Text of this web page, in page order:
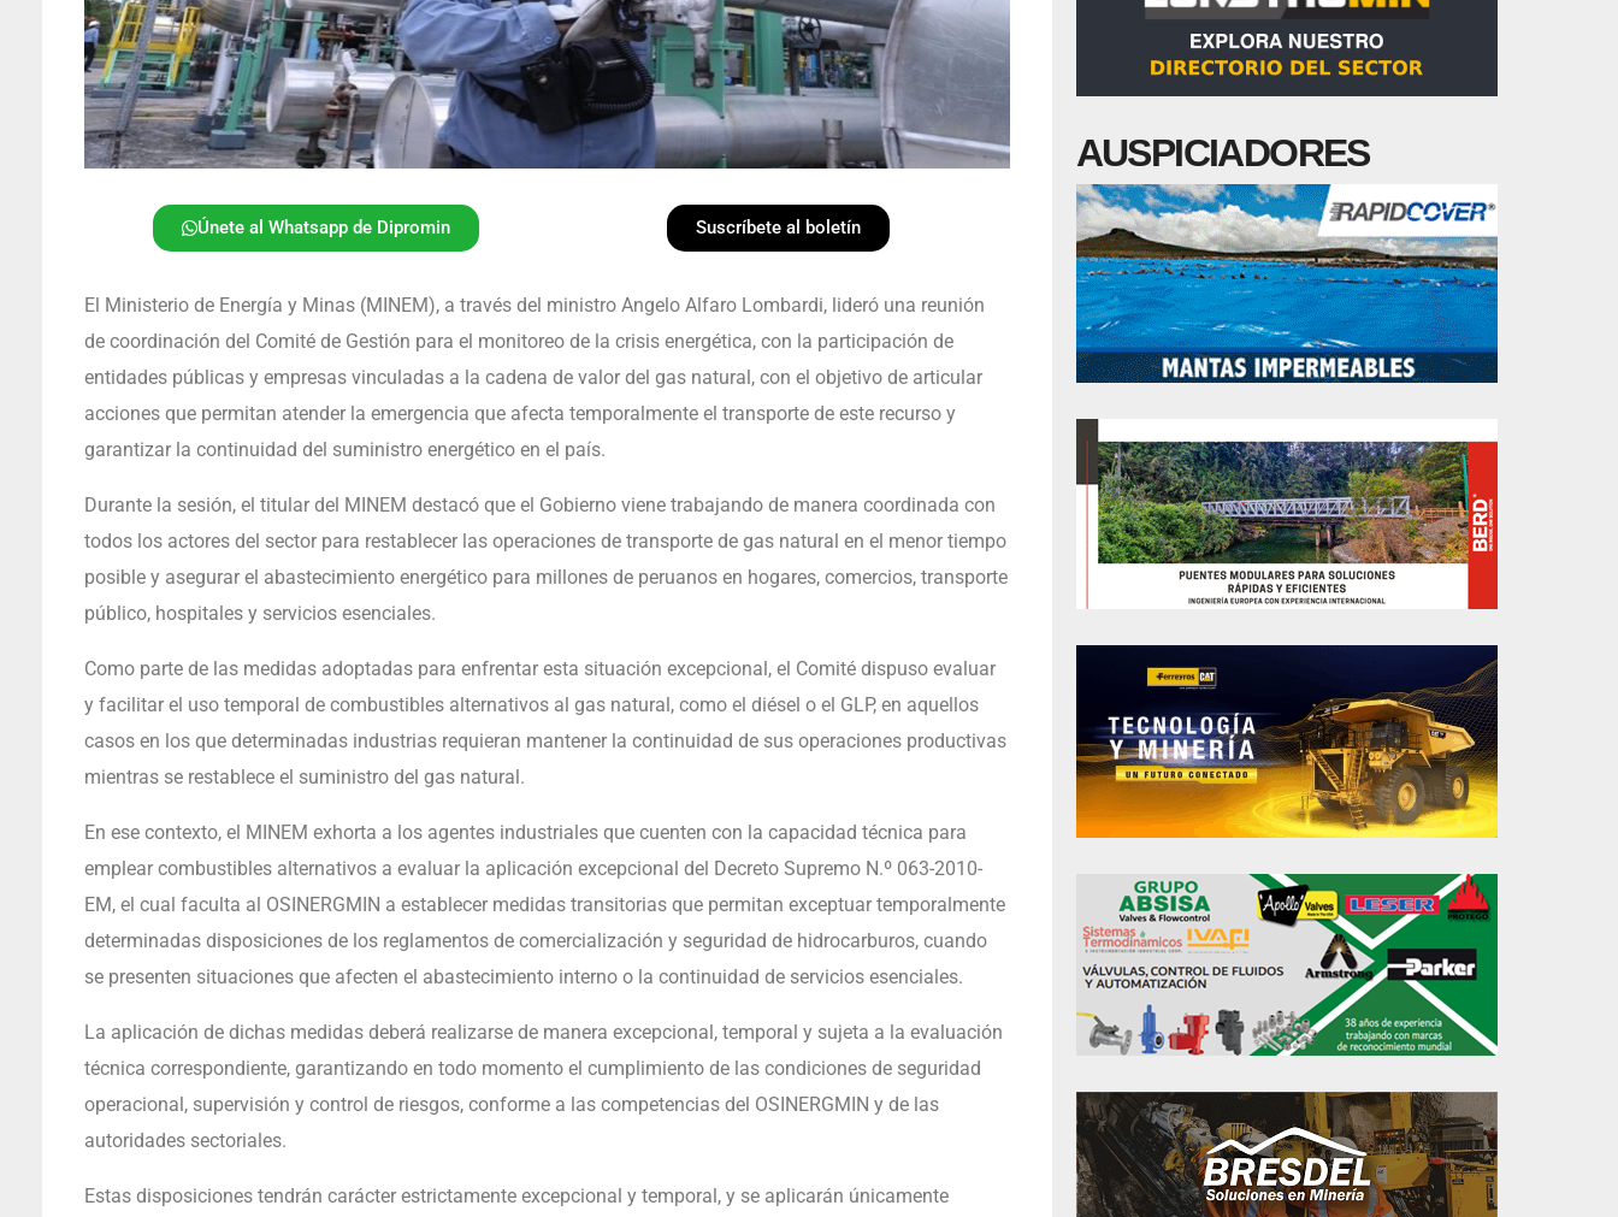
Únete al Whatsapp de Dipromin Suscríbete al boletín
El Ministerio de Energía y Minas (MINEM), a través del ministro Angelo Alfaro Lombardi, lideró una reunión
de coordinación del Comité de Gestión para el monitoreo de la crisis energética, con la participación de
entidades públicas y empresas vinculadas a la cadena de valor del gas natural, con el objetivo de articular
acciones que permitan atender la emergencia que afecta temporalmente el transporte de este recurso y
garantizar la continuidad del suministro energético en el país.
Durante la sesión, el titular del MINEM destacó que el Gobierno viene trabajando de manera coordinada con
todos los actores del sector para restablecer las operaciones de transporte de gas natural en el menor tiempo
posible y asegurar el abastecimiento energético para millones de peruanos en hogares, comercios, transporte
público, hospitales y servicios esenciales.
Como parte de las medidas adoptadas para enfrentar esta situación excepcional, el Comité dispuso evaluar
y facilitar el uso temporal de combustibles alternativos al gas natural, como el diésel o el GLP, en aquellos
casos en los que determinadas industrias requieran mantener la continuidad de sus operaciones productivas
mientras se restablece el suministro del gas natural.
En ese contexto, el MINEM exhorta a los agentes industriales que cuenten con la capacidad técnica para
emplear combustibles alternativos a evaluar la aplicación excepcional del Decreto Supremo N.º 063-2010-
EM, el cual faculta al OSINERGMIN a establecer medidas transitorias que permitan exceptuar temporalmente
determinadas disposiciones de los reglamentos de comercialización y seguridad de hidrocarburos, cuando
se presenten situaciones que afecten el abastecimiento interno o la continuidad de servicios esenciales.
La aplicación de dichas medidas deberá realizarse de manera excepcional, temporal y sujeta a la evaluación
técnica correspondiente, garantizando en todo momento el cumplimiento de las condiciones de seguridad
operacional, supervisión y control de riesgos, conforme a las competencias del OSINERGMIN y de las
autoridades sectoriales.
Estas disposiciones tendrán carácter estrictamente excepcional y temporal, y se aplicarán únicamente
AUSPICIADORES